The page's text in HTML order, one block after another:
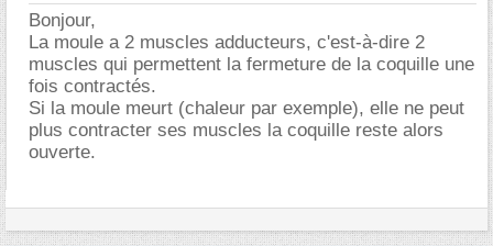
Bonjour,
La moule a 2 muscles adducteurs, c'est-à-dire 2
muscles qui permettent la fermeture de la coquille une
fois contractés.
Si la moule meurt (chaleur par exemple), elle ne peut
plus contracter ses muscles la coquille reste alors
ouverte.